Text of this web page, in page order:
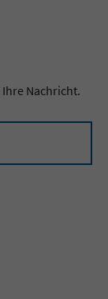
Nachricht.